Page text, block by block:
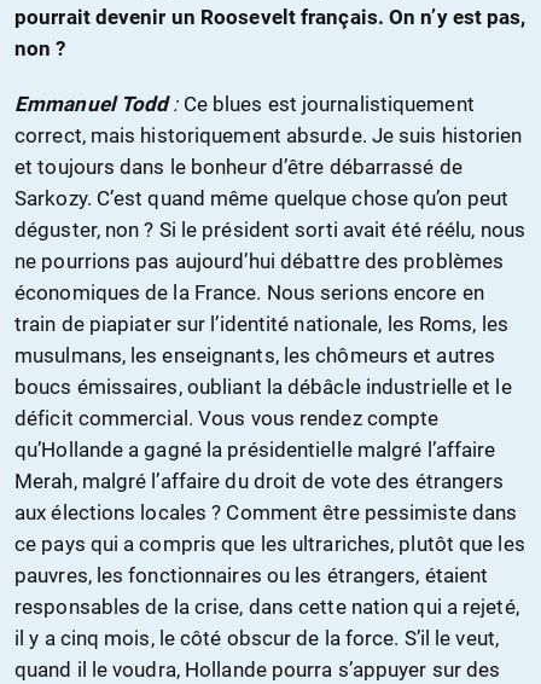
pourrait devenir un Roosevelt français. On n’y est pas,
non ?
Emmanuel Todd: Ce blues est journalistiquement
correct, mais historiquement absurde. Je suis historien
et toujours dans le bonheur d’être débarrassé de
Sarkozy. C’est quand même quelque chose qu’on peut
déguster, non ? Si le président sorti avait été réélu, nous
ne pourrions pas aujourd’hui débattre des problèmes
économiques de la France. Nous serions encore en
train de piapiater sur l’identité nationale, les Roms, les
musulmans, les enseignants, les chômeurs et autres
boucs émissaires, oubliant la débâcle industrielle et le
déficit commercial. Vous vous rendez compte
qu’Hollande a gagné la présidentielle malgré l’affaire
Merah, malgré l’affaire du droit de vote des étrangers
aux élections locales ? Comment être pessimiste dans
ce pays qui a compris que les ultrariches, plutôt que les
pauvres, les fonctionnaires ou les étrangers, étaient
responsables de la crise, dans cette nation qui a rejeté,
il y a cinq mois, le côté obscur de la force. S’il le veut,
quand il le voudra, Hollande pourra s’appuyer sur des